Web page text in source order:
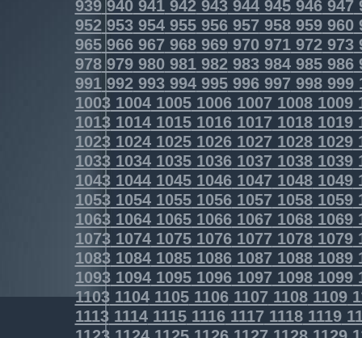
939940941942943944945946947
952953954955956957958959960
965966967968969970971972973
978979980981982983984985986
991992993994995996997998999
1003100410051006100710081009
1013101410151016101710181019
1023102410251026102710281029
1033103410351036103710381039
1043104410451046104710481049
1053105410551056105710581059
1063106410651066106710681069
1073107410751076107710781079
1083108410851086108710881089
1093109410951096109710981099
1103110411051106110711081109
1113111411151116111711181119